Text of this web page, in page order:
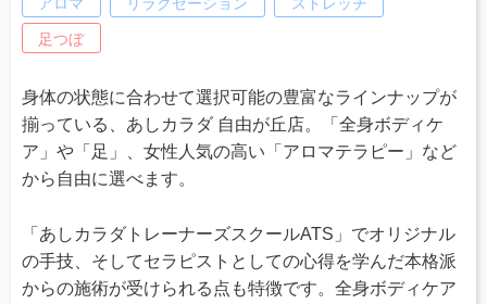
アロマ リラクゼーション ストレッチ
足つぼ
身体の状態に合わせて選択可能の豊富なラインナップが
揃っている、あしカラダ 自由が丘店。「全身ボディケ
ア」や「足」、女性人気の高い「アロマテラピー」など
から自由に選べます。
「あしカラダトレーナーズスクールATS」でオリジナル
の手技、そしてセラピストとしての心得を学んだ本格派
からの施術が受けられる点も特徴です。全身ボディケア